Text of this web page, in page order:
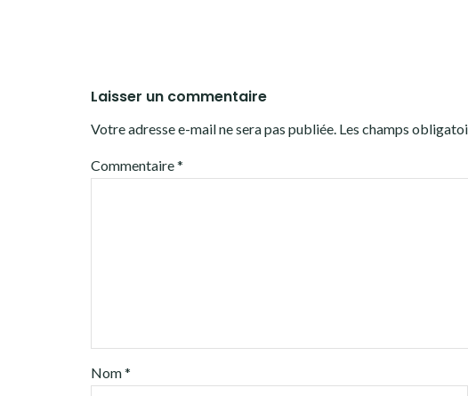
Laisser un commentaire
Votre adresse e-mail ne sera pas publiée. Les champs
Commentaire*
Nom*